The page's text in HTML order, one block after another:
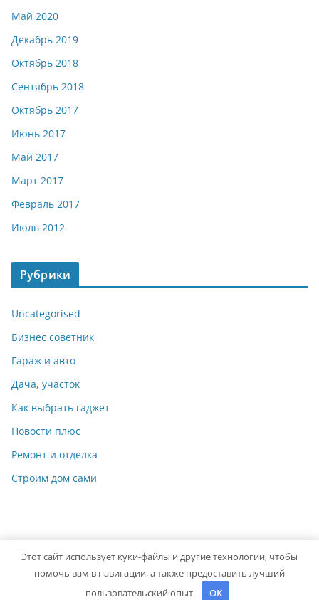
Май 2020
Декабрь 2019
Октябрь 2018
Сентябрь 2018
Октябрь 2017
Июнь 2017
Май 2017
Март 2017
Февраль 2017
Июль 2012
Рубрики
Uncategorised
Бизнес советник
Гараж и авто
Дача, участок
Как выбрать гаджет
Новости плюс
Ремонт и отделка
Строим дом сами
Copyright © 2026 Идеальный ремонт. Powered byColorMag
Этот сайт использует куки-файлы и другие технологии, чтобы
помочь вам в навигации, а также предоставить лучший
пользовательский опыт.
OK